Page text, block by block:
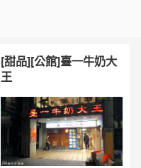
[甜品][公館]臺一牛奶大
王